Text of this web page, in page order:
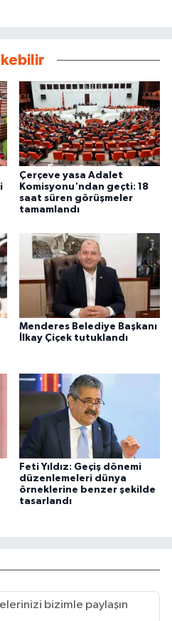
Çerçeve yasa Adalet
Komisyonu'ndan geçti: 18
saat süren görüşmeler
tamamlandı
Menderes Belediye Başkanı
İlkay Çiçek tutuklandı
Feti Yıldız: Geçiş dönemi
düzenlemeleri dünya
örneklerine benzer şekilde
tasarlandı